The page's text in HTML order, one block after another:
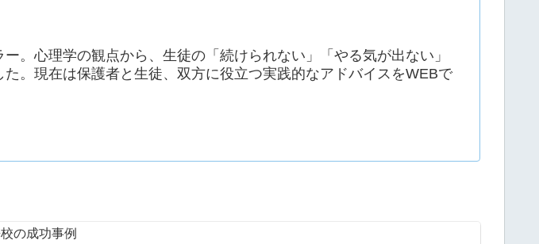
。心理学の観点から、生徒の「続けられない」「やる気が出ない」
。現在は保護者と生徒、双方に役立つ実践的なアドバイスをWEBで
の成功事例